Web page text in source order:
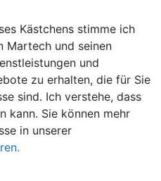
Kästchens stimme ich
Martech und seinen
und
zu erhalten, die für Sie
sind. Ich verstehe, dass
kann. Sie können mehr
in unserer